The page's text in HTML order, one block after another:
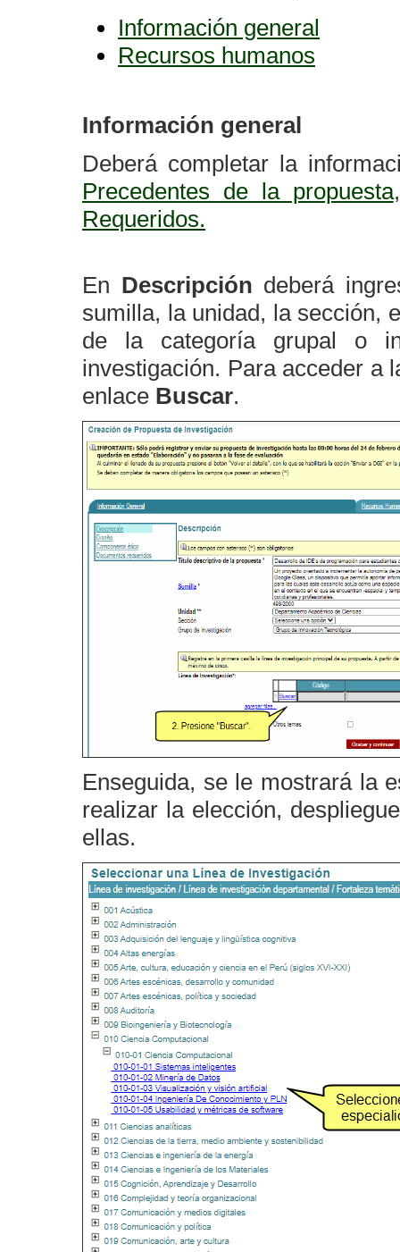
Información general
Recursos humanos
Información general
Deberá completar la
Precedentes de la propuesta
Requeridos.
En Descripción deberá
sumilla, la unidad, la sección,
de la categoría grupal o
investigación. Para acceder a
enlace Buscar.
Enseguida, se le mostrará la
realizar la elección,
ellas.